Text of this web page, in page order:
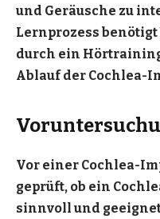
und Geräusche zu
Lernprozess
durch ein
Ablauf der Cochlea-
Vor einer Cochlea-
geprüft, ob ein
sinnvoll und